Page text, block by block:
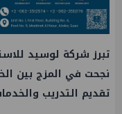
تبرز شركة لوسيد
نجحت في المزج بين
تقديم التدريب